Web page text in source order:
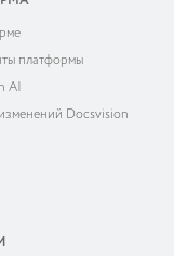
платформы
AI
Docsvision